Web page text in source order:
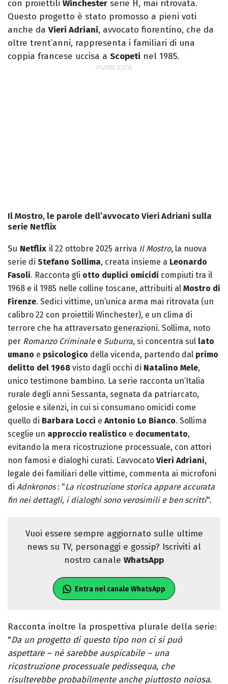
con proiettili Winchester serie H, mai ritrovata.
Questo progetto è stato promosso a pieni voti
anche da Vieri Adriani, avvocato fiorentino, che da
oltre trent’anni, rappresenta i familiari di una
coppia francese uccisa a Scopeti nel 1985.
Il Mostro, le parole dell’avvocato Vieri Adriani sulla
serie Netflix
Su Netflix il 22 ottobre 2025 arriva Il Mostro, la nuova
serie di Stefano Sollima, creata insieme a Leonardo
Fasoli. Racconta gli otto duplici omicidi compiuti tra il
1968 e il 1985 nelle colline toscane, attribuiti al Mostro di
Firenze. Sedici vittime, un’unica arma mai ritrovata (un
calibro 22 con proiettili Winchester), e un clima di
terrore che ha attraversato generazioni. Sollima, noto
per Romanzo Criminalee Suburra, si concentra sul lato
umano e psicologico della vicenda, partendo dal primo
delitto del 1968 visto dagli occhi di Natalino Mele,
unico testimone bambino. La serie racconta un’Italia
rurale degli anni Sessanta, segnata da patriarcato,
gelosie e silenzi, in cui si consumano omicidi come
quello di Barbara Locci e Antonio Lo Bianco. Sollima
sceglie un approccio realistico e documentato,
evitando la mera ricostruzione processuale, con attori
non famosi e dialoghi curati. L’avvocato Vieri Adriani,
legale dei familiari delle vittime, commenta ai microfoni
di Adnkronos: "La ricostruzione storica appare accurata
fin nei dettagli, i dialoghi sono verosimili e ben scritti".
Vuoi essere sempre aggiornato sulle ultime
news su TV, personaggi e gossip? Iscriviti al
nostro canale WhatsApp
Entra nel canale WhatsApp
Racconta inoltre la prospettiva plurale della serie:
"Da un progetto di questo tipo non ci si può
aspettare – né sarebbe auspicabile – una
ricostruzione processuale pedissequa, che
risulterebbe probabilmente anche piuttosto noiosa.